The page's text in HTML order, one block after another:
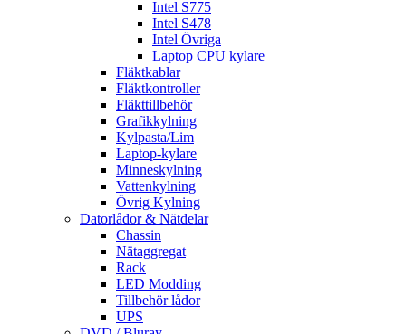
Intel S775
Intel S478
Intel Övriga
Laptop CPU kylare
Fläktkablar
Fläktkontroller
Fläkttillbehör
Grafikkylning
Kylpasta/Lim
Laptop-kylare
Minneskylning
Vattenkylning
Övrig Kylning
Datorlådor & Nätdelar
Chassin
Nätaggregat
Rack
LED Modding
Tillbehör lådor
UPS